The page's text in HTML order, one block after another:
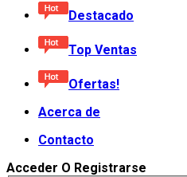
Destacado
Top Ventas
Ofertas!
Acerca de
Contacto
Acceder O Registrarse